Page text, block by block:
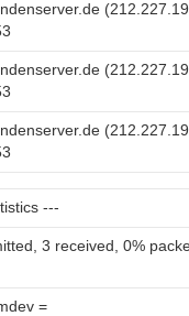
---
3 received, 0%
=